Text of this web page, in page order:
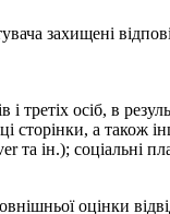
захищені
осіб, в
а також
ін.); соціальні
оцінки